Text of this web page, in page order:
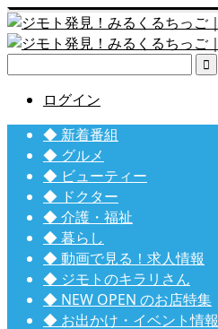

ログイン
◆ 新着番組
◆ グルメ
◆ ビューティー
◆ ドクター
◆ 介護・福祉
◆ 暮らし
◆ 動画で見る！求人情報
◆ ジモトのキラリさん
◆ NEW OPEN のお店特集
◆ お出かけ・イベント情報